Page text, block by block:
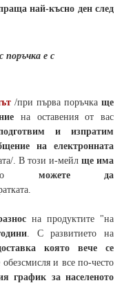
най-късно ден след
поръчка е с
/при първа поръчка ще
на оставения от вас
и изпратим
на електронната
. В този и-мейл ще има
можете да
.
на продуктите "на
. С развитието на
която вече се
и все по-често
график за населеното